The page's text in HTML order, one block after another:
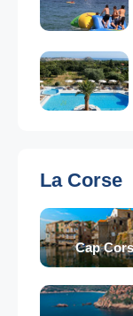
La Corse
Cap